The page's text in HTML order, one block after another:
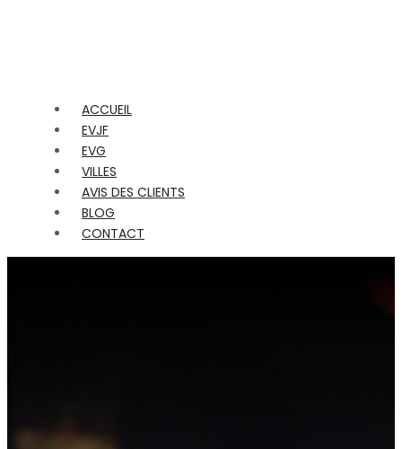
ACCUEIL
EVJF
EVG
VILLES
AVIS DES CLIENTS
BLOG
CONTACT